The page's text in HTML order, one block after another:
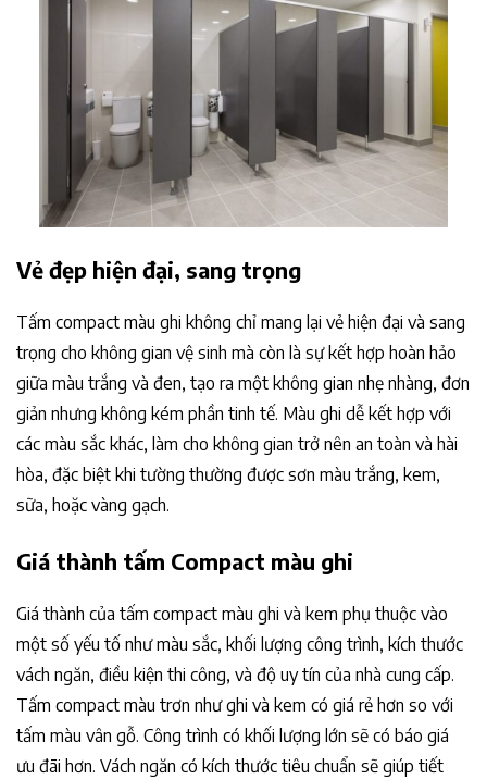
Vẻ đẹp hiện đại, sang trọng
Tấm compact màu ghi không chỉ mang lại vẻ hiện đại và sang
trọng cho không gian vệ sinh mà còn là sự kết hợp hoàn hảo
giữa màu trắng và đen, tạo ra một không gian nhẹ nhàng, đơn
giản nhưng không kém phần tinh tế. Màu ghi dễ kết hợp với
các màu sắc khác, làm cho không gian trở nên an toàn và hài
hòa, đặc biệt khi tường thường được sơn màu trắng, kem,
sữa, hoặc vàng gạch.
Giá thành tấm Compact màu ghi
Giá thành của tấm compact màu ghi và kem phụ thuộc vào
một số yếu tố như màu sắc, khối lượng công trình, kích thước
vách ngăn, điều kiện thi công, và độ uy tín của nhà cung cấp.
Tấm compact màu trơn như ghi và kem có giá rẻ hơn so với
tấm màu vân gỗ. Công trình có khối lượng lớn sẽ có báo giá
ưu đãi hơn. Vách ngăn có kích thước tiêu chuẩn sẽ giúp tiết